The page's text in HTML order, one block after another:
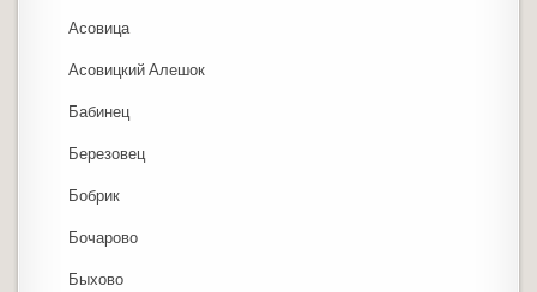
Асовица
Асовицкий Алешок
Бабинец
Березовец
Бобрик
Бочарово
Быхово